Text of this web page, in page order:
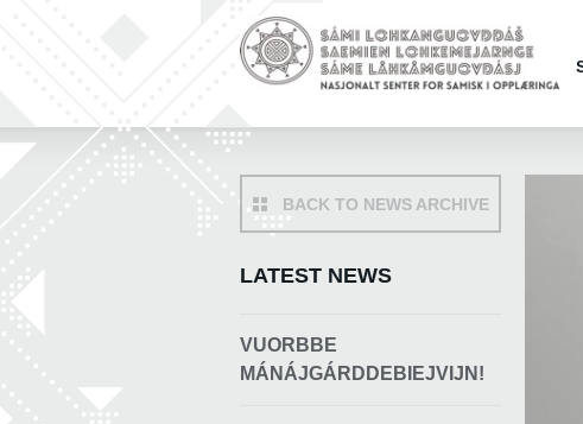
BACK TO NEWS ARCHIVE
LATEST NEWS
VUORBBE
MÁNÁJGÁRDDEBIEJVIJN!